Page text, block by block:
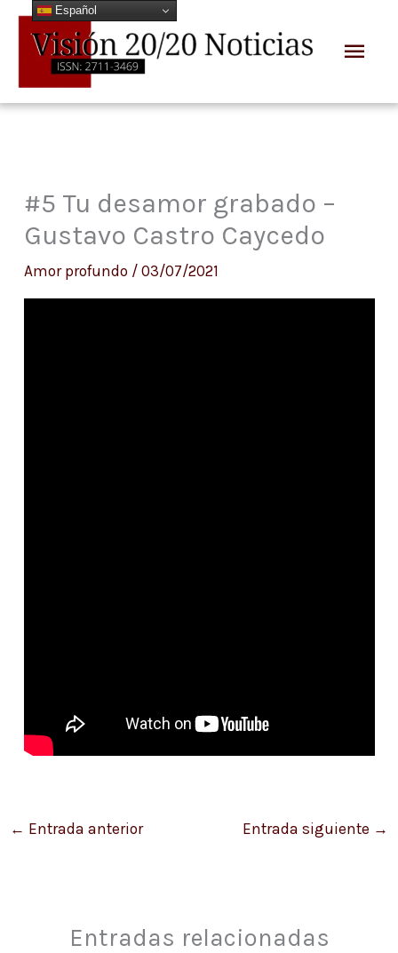
contenido
#5 Tu desamor grabado –
Gustavo Castro Caycedo
Amor profundo / 03/07/2021
← Entrada anterior Entrada siguiente →
Entradas relacionadas
Español